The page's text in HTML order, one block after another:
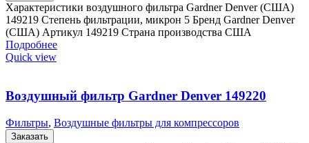
Характеристики воздушного фильтра Gardner Denver (США)
149219 Степень фильтрации, микрон 5 Бренд Gardner Denver
(США) Артикул 149219 Страна производства США
Подробнее
Quick view
Воздушный фильтр Gardner Denver 149220
Фильтры, Воздушные фильтры для компрессоров
Заказать